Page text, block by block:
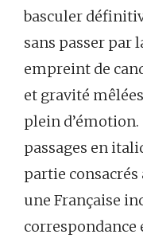
basculer
sans passer par
empreint de
et gravité
plein
passages en
partie consacrés
une Française
correspondance